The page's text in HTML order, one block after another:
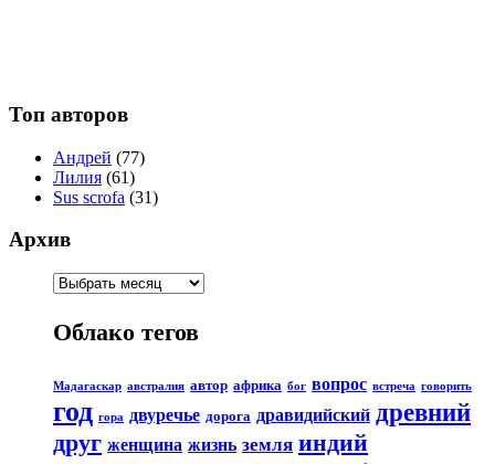
Топ авторов
Андрей (77)
Лилия (61)
Sus scrofa (31)
Архив
Облако тегов
Мадагаскар австралия автор африка бог вопрос встреча говорить
год гора двуречье дорога дравидийский древний
друг женщина жизнь земля индий